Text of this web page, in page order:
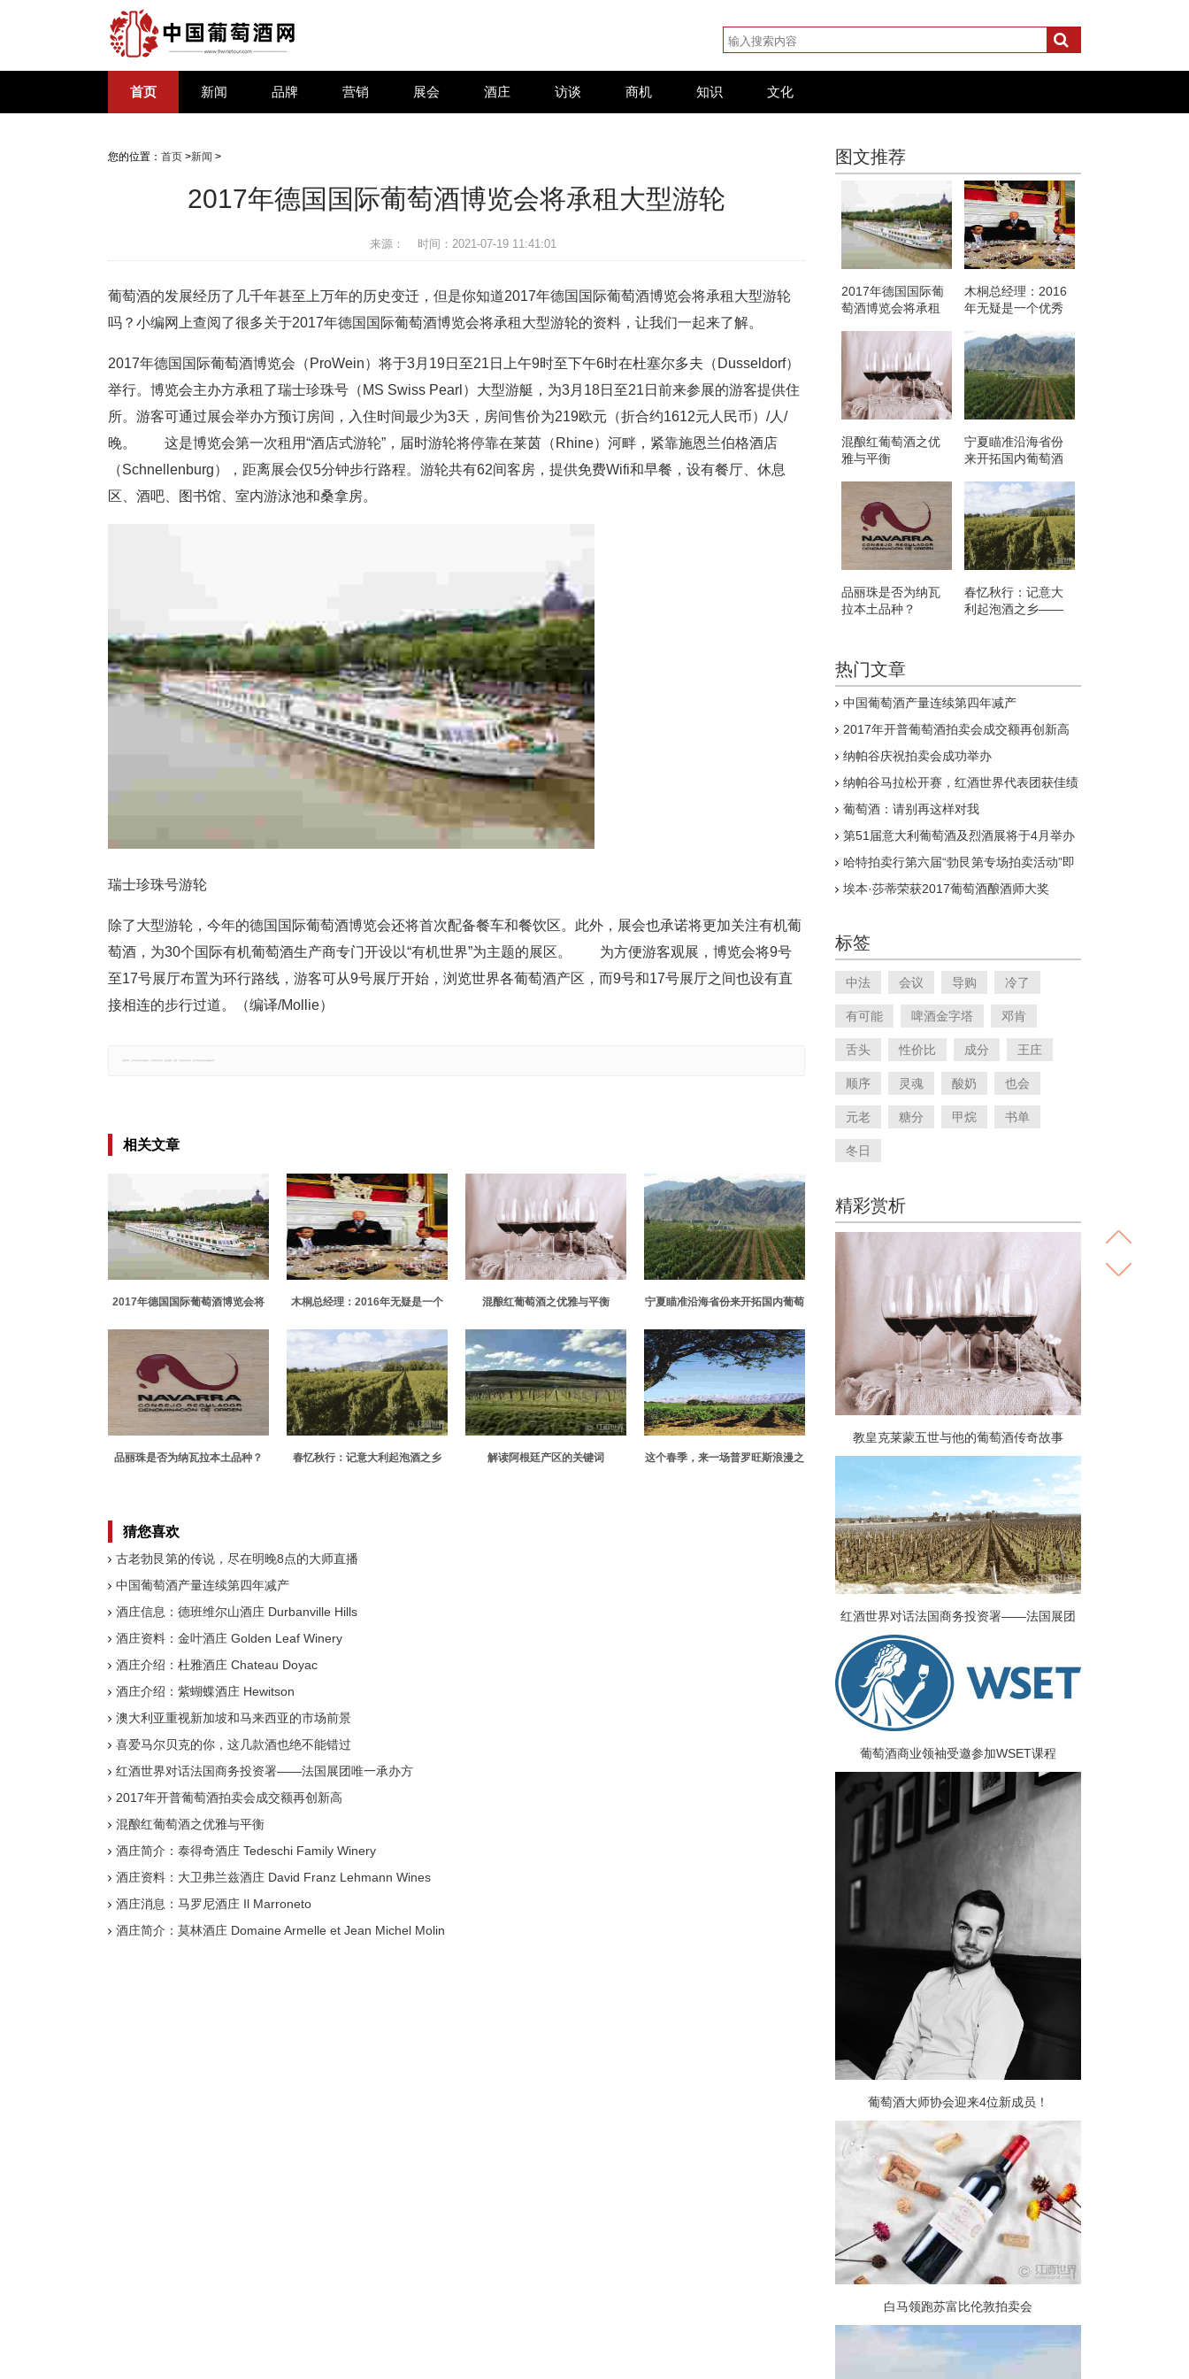
首页 新闻 品牌 营销 展会 酒庄 访谈 商机 知识 文化
您的位置： 首页 >新闻 >
2017年德国国际葡萄酒博览会将承租大型游轮
来源： 时间：2021-07-19 11:41:01
葡萄酒的发展经历了几千年甚至上万年的历史变迁，但是你知道2017年德国国际葡萄酒博览会将承租大型游轮
吗？小编网上查阅了很多关于2017年德国国际葡萄酒博览会将承租大型游轮的资料，让我们一起来了解。
2017年德国国际葡萄酒博览会（ProWein）将于3月19日至21日上午9时至下午6时在杜塞尔多夫（Dusseldorf）
举行。博览会主办方承租了瑞士珍珠号（MS Swiss Pearl）大型游艇，为3月18日至21日前来参展的游客提供住
所。游客可通过展会举办方预订房间，入住时间最少为3天，房间售价为219欧元（折合约1612元人民币）/人/
晚。 这是博览会第一次租用“酒店式游轮”，届时游轮将停靠在莱茵（Rhine）河畔，紧靠施恩兰伯格酒店
（Schnellenburg），距离展会仅5分钟步行路程。游轮共有62间客房，提供免费Wifi和早餐，设有餐厅、休息
区、酒吧、图书馆、室内游泳池和桑拿房。
瑞士珍珠号游轮
除了大型游轮，今年的德国国际葡萄酒博览会还将首次配备餐车和餐饮区。此外，展会也承诺将更加关注有机葡
萄酒，为30个国际有机葡萄酒生产商专门开设以“有机世界”为主题的展区。 为方便游客观展，博览会将9号
至17号展厅布置为环行路线，游客可从9号展厅开始，浏览世界各葡萄酒产区，而9号和17号展厅之间也设有直
接相连的步行过道。（编译/Mollie）
相关文章
2017年德国国际葡萄酒博览会将
木桐总经理：2016年无疑是一个
混酿红葡萄酒之优雅与平衡
宁夏瞄准沿海省份来开拓国内葡萄
品丽珠是否为纳瓦拉本土品种？
春忆秋行：记意大利起泡酒之乡
解读阿根廷产区的关键词
这个春季，来一场普罗旺斯浪漫之
猜您喜欢
古老勃艮第的传说，尽在明晚8点的大师直播
中国葡萄酒产量连续第四年减产
酒庄信息：德班维尔山酒庄 Durbanville Hills
酒庄资料：金叶酒庄 Golden Leaf Winery
酒庄介绍：杜雅酒庄 Chateau Doyac
酒庄介绍：紫蝴蝶酒庄 Hewitson
澳大利亚重视新加坡和马来西亚的市场前景
喜爱马尔贝克的你，这几款酒也绝不能错过
红酒世界对话法国商务投资署——法国展团唯一承办方
2017年开普葡萄酒拍卖会成交额再创新高
混酿红葡萄酒之优雅与平衡
酒庄简介：泰得奇酒庄 Tedeschi Family Winery
酒庄资料：大卫弗兰兹酒庄 David Franz Lehmann Wines
酒庄消息：马罗尼酒庄 Il Marroneto
酒庄简介：莫林酒庄 Domaine Armelle et Jean Michel Molin
图文推荐
2017年德国国际葡
萄酒博览会将承租
木桐总经理：2016
年无疑是一个优秀
混酿红葡萄酒之优
雅与平衡
宁夏瞄准沿海省份
来开拓国内葡萄酒
品丽珠是否为纳瓦
拉本土品种？
春忆秋行：记意大
利起泡酒之乡——
热门文章
中国葡萄酒产量连续第四年减产
2017年开普葡萄酒拍卖会成交额再创新高
纳帕谷庆祝拍卖会成功举办
纳帕谷马拉松开赛，红酒世界代表团获佳绩
葡萄酒：请别再这样对我
第51届意大利葡萄酒及烈酒展将于4月举办
哈特拍卖行第六届“勃艮第专场拍卖活动”即
埃本·莎蒂荣获2017葡萄酒酿酒师大奖
标签
中法 会议 导购 冷了
有可能 啤酒金字塔 邓肯
舌头 性价比 成分 王庄
顺序 灵魂 酸奶 也会
元老 糖分 甲烷 书单
冬日
精彩赏析
教皇克莱蒙五世与他的葡萄酒传奇故事
红酒世界对话法国商务投资署——法国展团
葡萄酒商业领袖受邀参加WSET课程
葡萄酒大师协会迎来4位新成员！
白马领跑苏富比伦敦拍卖会